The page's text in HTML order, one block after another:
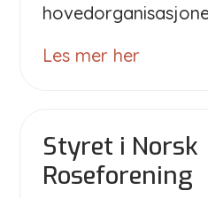
Les mer her
Styret i Norsk
Roseforening